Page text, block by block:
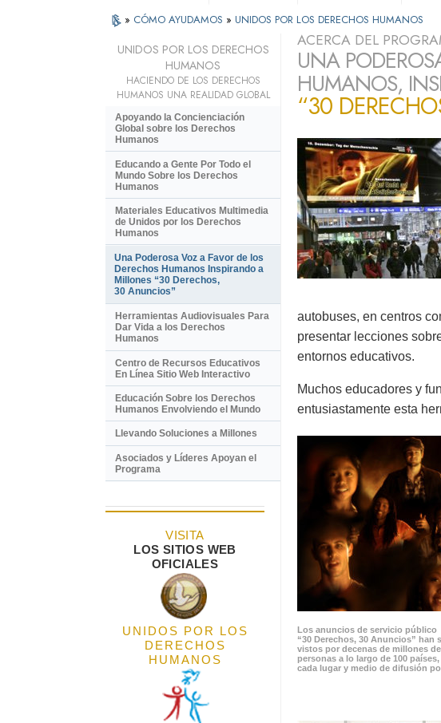
» CÓMO AYUDAMOS » UNIDOS POR LOS DERECHOS HUMANOS
ACERCA DEL
UNA
HUMANOS,
“30
autobuses, en centros
presentar lecciones
entornos educativos.
Muchos educadores y
entusiastamente esta
Los anuncios de servicio público
“30 Derechos, 30 Anuncios” han
vistos por decenas de millones de
personas a lo largo de 100 países,
cada lugar y medio de difusión
UNIDOS POR LOS DERECHOS
HUMANOS
HACIENDO DE LOS DERECHOS
HUMANOS UNA REALIDAD GLOBAL
Apoyando la Concienciación
Global sobre los Derechos
Humanos
Educando a Gente Por Todo el
Mundo Sobre los Derechos
Humanos
Materiales Educativos Multimedia
de Unidos por los Derechos
Humanos
Una Poderosa Voz a Favor de los
Derechos Humanos Inspirando a
Millones “30 Derechos,
30 Anuncios”
Herramientas Audiovisuales Para
Dar Vida a los Derechos
Humanos
Centro de Recursos Educativos
En Línea Sitio Web Interactivo
Educación Sobre los Derechos
Humanos Envolviendo el Mundo
Llevando Soluciones a Millones
Asociados y Líderes Apoyan el
Programa
VISITA
LOS SITIOS WEB
OFICIALES
UNIDOS POR LOS
DERECHOS
HUMANOS